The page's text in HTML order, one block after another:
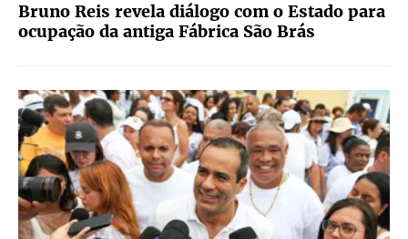
Bruno Reis revela diálogo com o Estado para
ocupação da antiga Fábrica São Brás